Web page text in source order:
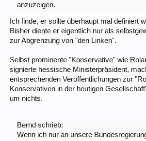
anzuzeigen.
Ich finde, er sollte überhaupt mal definiert
Bisher diente er eigentlich nur als
zur Abgrenzung von "den Linken".
Selbst prominente "Konservative" wie
signierte hessische Ministerpräsident,
entsprechenden Veröffentlichungen zur
Konservativen in der heutigen
um nichts.
Bernd schrieb:
Wenn ich nur an unsere